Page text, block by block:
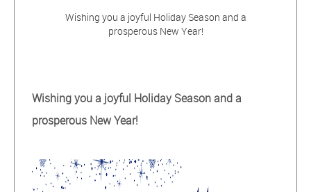
Wishing you a joyful Holiday Season and a
prosperous New Year!
Wishing you a joyful Holiday Season and a
prosperous New Year!